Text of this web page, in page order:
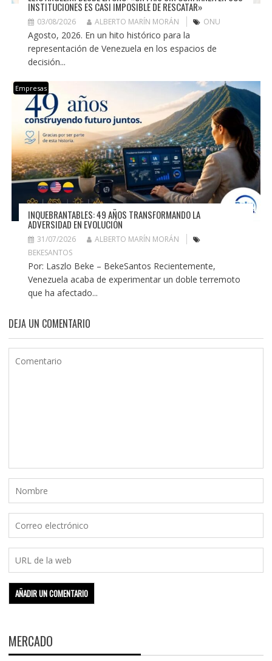
INSTITUCIONES ES CASI IMPOSIBLE DE RESCATAR»
03/08/2026 ALBERTO MARÍN MORÁN ONU
Agosto, 2026. En un hito histórico para la
representación de Venezuela en los espacios de
decisión...
Empresas
INQUEBRANTABLES: 49 AÑOS TRANSFORMANDO LA
ADVERSIDAD EN EVOLUCIÓN
31/07/2026
ALBERTO MARÍN MORÁN
BEKESANTOS
Por: Laszlo Beke – BekeSantos Recientemente,
Venezuela acaba de experimentar un doble terremoto
que ha afectado...
DEJA UN COMENTARIO
MERCADO